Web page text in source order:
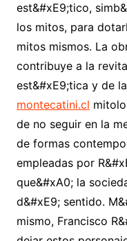
est&#xE9;tico,
los mitos, para
mitos mismos. La
contribuye a la
est&#xE9;tica y de
montecatini.cl
de no seguir en la
de formas
empleadas por
que&#xA0; la
d&#xE9; sentido.
mismo, Francisco